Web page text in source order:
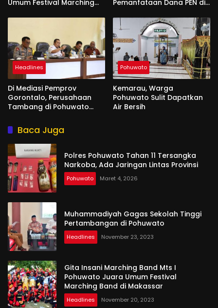
Umum Festival Marching
Pemanfataan Dana PEN di
Headlines
Di Mediasi Pemprov
Gorontalo, Perusahaan
Tambang di Pohuwato
Ribuan Penambang
Pohuwato
Kemarau, Warga
Pohuwato Sulit Dapatkan
Air Bersih
Baca Juga
Polres Pohuwato Tahan 11 Tersangka
Narkoba, Ada Jaringan Lintas Provinsi
Pohuwato Maret 4, 2026
Muhammadiyah Gagas Sekolah Tinggi
Pertambangan di Pohuwato
Headlines November 23, 2023
Gita Insani Marching Band Mts I
Pohuwato Juara Umum Festival
Marching Band di Makassar
Headlines November 20, 2023